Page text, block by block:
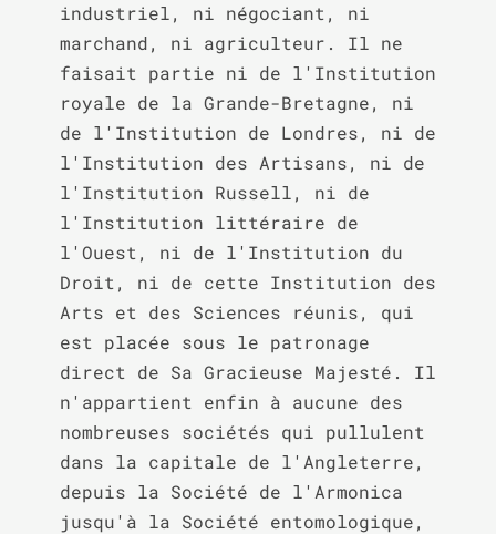
industriel, ni négociant, ni
marchand, ni agriculteur. Il ne
faisait partie ni de l'Institution
royale de la Grande-Bretagne, ni
de l'Institution de Londres, ni de
l'Institution des Artisans, ni de
l'Institution Russell, ni de
l'Institution littéraire de
l'Ouest, ni de l'Institution du
Droit, ni de cette Institution des
Arts et des Sciences réunis, qui
est placée sous le patronage
direct de Sa Gracieuse Majesté. Il
n'appartient enfin à aucune des
nombreuses sociétés qui pullulent
dans la capitale de l'Angleterre,
depuis la Société de l'Armonica
jusqu'à la Société entomologique,